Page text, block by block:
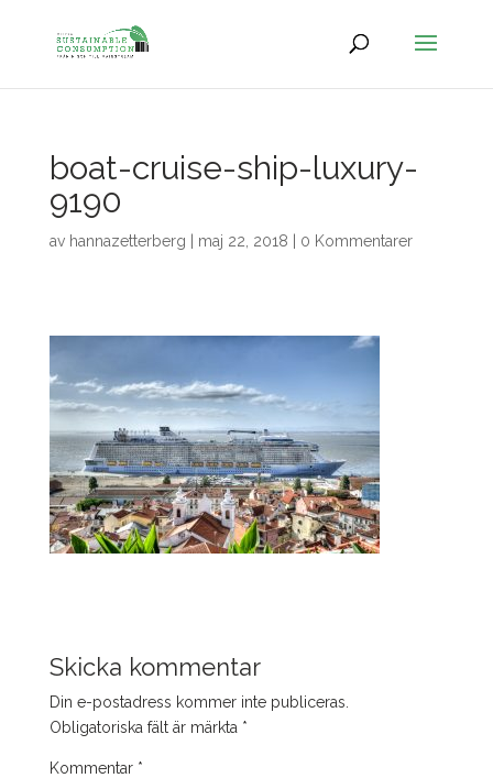
boat-cruise-ship-luxury-
9190
av hannazetterberg maj 22, 2018 0 Kommentarer
Skicka kommentar
Din e-postadress kommer inte publiceras.
Obligatoriska fält är märkta *
Kommentar *